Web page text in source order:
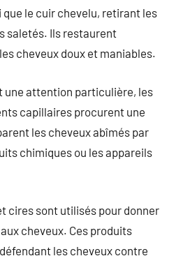
le cuir chevelu, retirant les
saletés. Ils restaurent
cheveux doux et maniables.
une attention particulière, les
capillaires procurent une
les cheveux abîmés par
chimiques ou les appareils
cires sont utilisés pour donner
cheveux. Ces produits
les cheveux contre